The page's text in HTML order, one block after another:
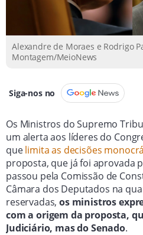
Alexandre de Moraes e Rodrigo
Montagem/MeioNews
Siga-nos no
Os Ministros do Supremo
um alerta aos líderes do
quelimita as decisões
proposta, que já foi aprovada
passou pela Comissão de
Câmara dos Deputados na
reservadas,os ministros
com a origem da proposta,
Judiciário, mas do Senado.